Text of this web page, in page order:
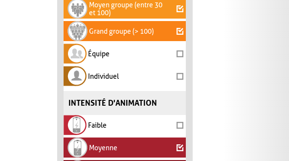
Moyen groupe (entre 30
et 100)
Grand groupe (> 100)
Équipe
Individuel
INTENSITÉ D'ANIMATION
Faible
Moyenne